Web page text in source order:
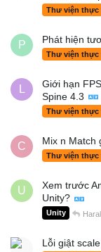
Thư viện thực
P Phát hiện
Thư viện thực
Giới hạn
Spine 4.3
Thư viện thực
C Mix n Match
Thư viện thực
U
Xem trước
Unity?
Unity
Lỗi giật